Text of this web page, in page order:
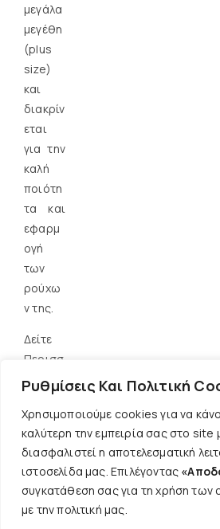
Ρυθμίσεις Και Πολιτική
Χρησιμοποιούμε cookies για να
καλύτερη την εμπειρία σας στο site
διασφαλιστεί η αποτελεσματική
ιστοσελίδα μας. Επιλέγοντας
συγκατάθεση σας για τη χρήση
με την πολιτική μας.
μεγάλα
μεγέθη
(plus
size)
και
διακρίν
εται
για την
καλή
ποιότη
τα και
εφαρμ
ογή
των
ρούχω
ν της.
Δείτε
Περισσ
ότερα
Cossinelle © Copyright 2025 | All Rights
Παντελόνια - Μπλούζες - Πουκάμισα